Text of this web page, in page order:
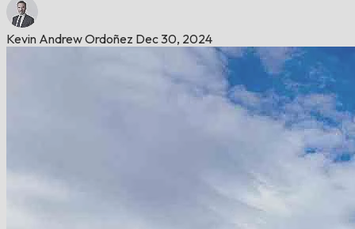
Kevin Andrew Ordoñez Dec 30, 2024